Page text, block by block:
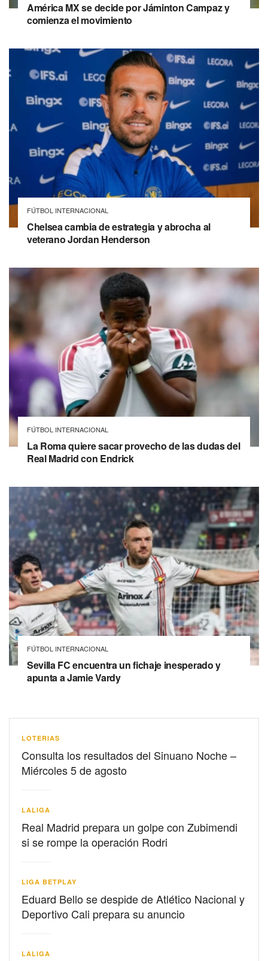
América MX se decide por Jáminton Campaz y
comienza el movimiento
FÚTBOL INTERNACIONAL
Chelsea cambia de estrategia y abrocha al
veterano Jordan Henderson
FÚTBOL INTERNACIONAL
La Roma quiere sacar provecho de las dudas del
Real Madrid con Endrick
FÚTBOL INTERNACIONAL
Sevilla FC encuentra un fichaje inesperado y
apunta a Jamie Vardy
LOTERIAS
Consulta los resultados del Sinuano Noche –
Miércoles 5 de agosto
LALIGA
Real Madrid prepara un golpe con Zubimendi
si se rompe la operación Rodri
LIGA BETPLAY
Eduard Bello se despide de Atlético Nacional y
Deportivo Cali prepara su anuncio
LALIGA